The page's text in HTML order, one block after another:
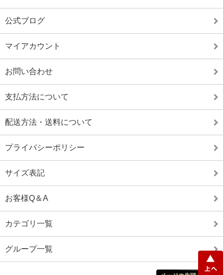
公式ブログ
マイアカウント
お問い合わせ
支払方法について
配送方法・送料について
プライバシーポリシー
サイズ表記
お客様Q＆A
カテゴリ一覧
グループ一覧